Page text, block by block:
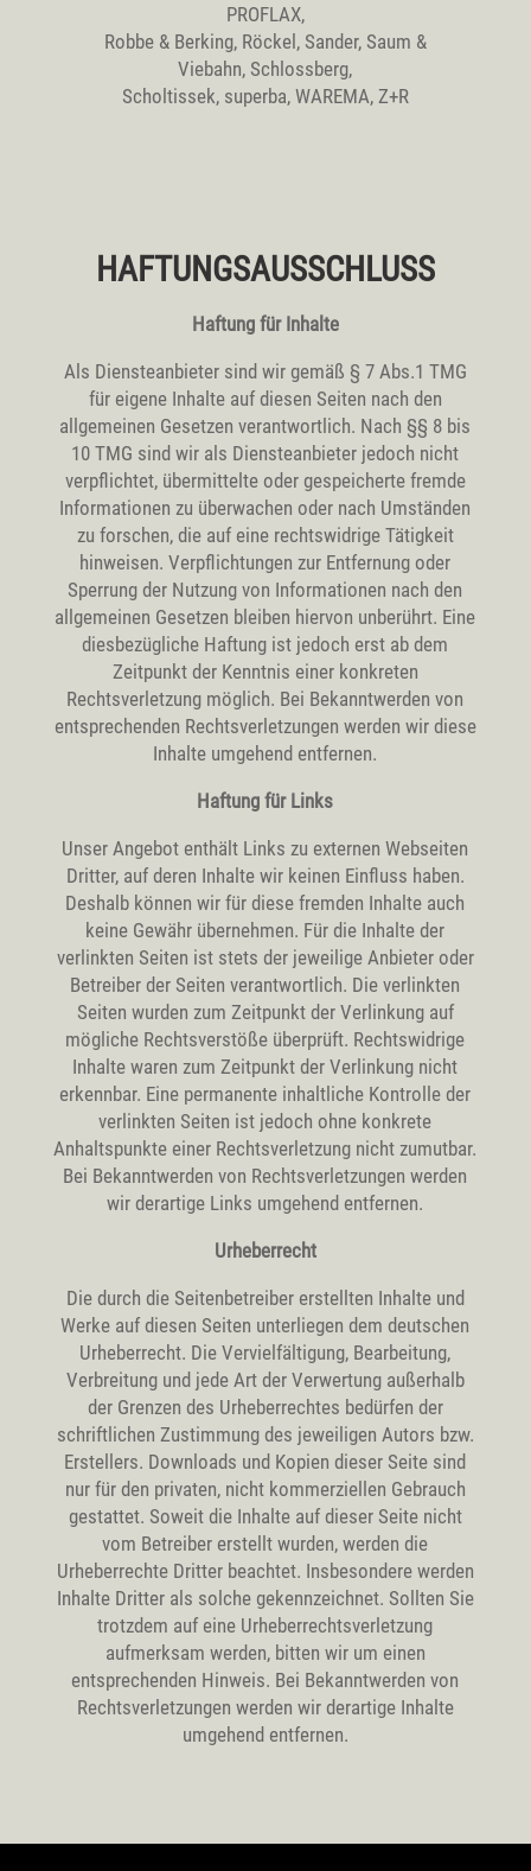
PROFLAX,
Robbe & Berking, Röckel, Sander, Saum &
Viebahn, Schlossberg,
Scholtissek, superba, WAREMA, Z+R
HAFTUNGSAUSSCHLUSS
Haftung für Inhalte
Als Diensteanbieter sind wir gemäß § 7 Abs.1 TMG
für eigene Inhalte auf diesen Seiten nach den
allgemeinen Gesetzen verantwortlich. Nach §§ 8 bis
10 TMG sind wir als Diensteanbieter jedoch nicht
verpflichtet, übermittelte oder gespeicherte fremde
Informationen zu überwachen oder nach Umständen
zu forschen, die auf eine rechtswidrige Tätigkeit
hinweisen. Verpflichtungen zur Entfernung oder
Sperrung der Nutzung von Informationen nach den
allgemeinen Gesetzen bleiben hiervon unberührt. Eine
diesbezügliche Haftung ist jedoch erst ab dem
Zeitpunkt der Kenntnis einer konkreten
Rechtsverletzung möglich. Bei Bekanntwerden von
entsprechenden Rechtsverletzungen werden wir diese
Inhalte umgehend entfernen.
Haftung für Links
Unser Angebot enthält Links zu externen Webseiten
Dritter, auf deren Inhalte wir keinen Einfluss haben.
Deshalb können wir für diese fremden Inhalte auch
keine Gewähr übernehmen. Für die Inhalte der
verlinkten Seiten ist stets der jeweilige Anbieter oder
Betreiber der Seiten verantwortlich. Die verlinkten
Seiten wurden zum Zeitpunkt der Verlinkung auf
mögliche Rechtsverstöße überprüft. Rechtswidrige
Inhalte waren zum Zeitpunkt der Verlinkung nicht
erkennbar. Eine permanente inhaltliche Kontrolle der
verlinkten Seiten ist jedoch ohne konkrete
Anhaltspunkte einer Rechtsverletzung nicht zumutbar.
Bei Bekanntwerden von Rechtsverletzungen werden
wir derartige Links umgehend entfernen.
Urheberrecht
Die durch die Seitenbetreiber erstellten Inhalte und
Werke auf diesen Seiten unterliegen dem deutschen
Urheberrecht. Die Vervielfältigung, Bearbeitung,
Verbreitung und jede Art der Verwertung außerhalb
der Grenzen des Urheberrechtes bedürfen der
schriftlichen Zustimmung des jeweiligen Autors bzw.
Erstellers. Downloads und Kopien dieser Seite sind
nur für den privaten, nicht kommerziellen Gebrauch
gestattet. Soweit die Inhalte auf dieser Seite nicht
vom Betreiber erstellt wurden, werden die
Urheberrechte Dritter beachtet. Insbesondere werden
Inhalte Dritter als solche gekennzeichnet. Sollten Sie
trotzdem auf eine Urheberrechtsverletzung
aufmerksam werden, bitten wir um einen
entsprechenden Hinweis. Bei Bekanntwerden von
Rechtsverletzungen werden wir derartige Inhalte
umgehend entfernen.